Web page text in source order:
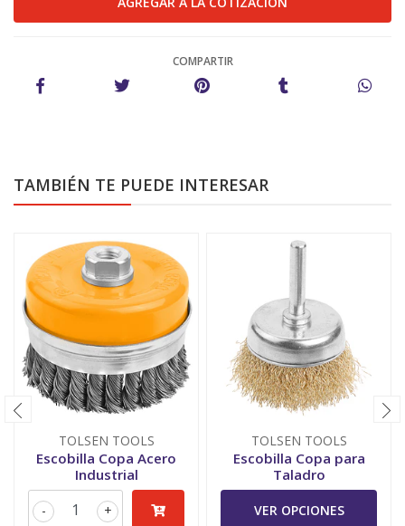
COMPARTIR
TAMBIÉN TE PUEDE INTERESAR
TOLSEN TOOLS
Escobilla Copa Acero
Industrial
+
-
TOLSEN TOOLS
Escobilla Copa para
Taladro
VER OPCIONES